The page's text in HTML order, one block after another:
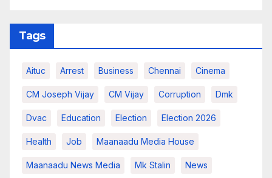
Tags
Aituc Arrest Business Chennai Cinema
CM Joseph Vijay CM Vijay Corruption Dmk
Dvac Education Election Election 2026
Health Job Maanaadu Media House
Maanaadu News Media Mk Stalin News